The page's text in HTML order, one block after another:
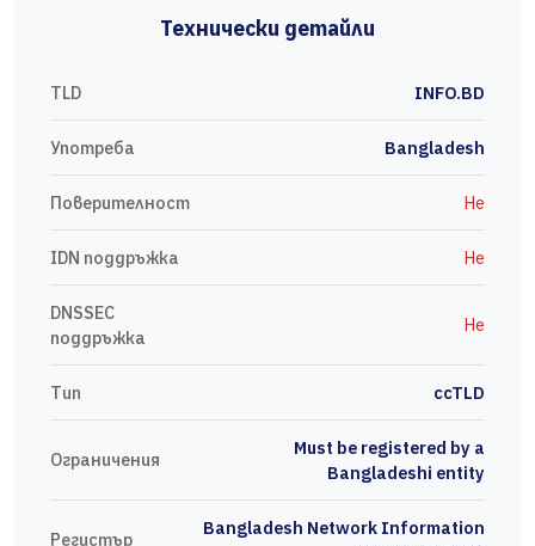
Технически детайли
TLD INFO.BD
Употреба Bangladesh
Поверителност Не
IDN поддръжка Не
DNSSEC
поддръжка
Не
Тип ccTLD
Ограничения
Must be registered by a
Bangladeshi entity
Регистър
Bangladesh Network Information